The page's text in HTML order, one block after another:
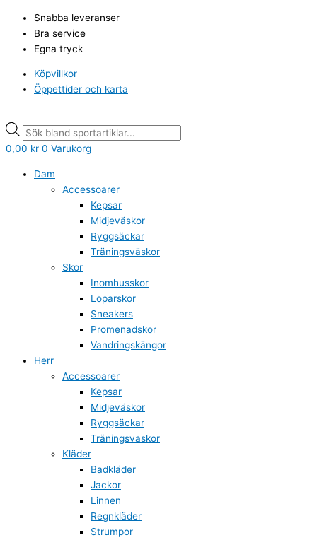
innehåll
Snabba leveranser
Bra service
Egna tryck
Köpvillkor
Öppettider och karta
search
0,00 kr 0 Varukorg
Dam
Accessoarer
Kepsar
Midjeväskor
Ryggsäckar
Träningsväskor
Skor
Inomhusskor
Löparskor
Sneakers
Promenadskor
Vandringskängor
Herr
Accessoarer
Kepsar
Midjeväskor
Ryggsäckar
Träningsväskor
Kläder
Badkläder
Jackor
Linnen
Regnkläder
Strumpor
search
Armour
Stealth
Beanie